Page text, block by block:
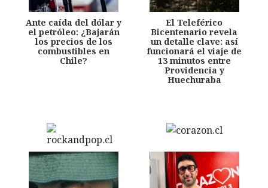
Ante caída del dólar y
el petróleo: ¿Bajarán
los precios de los
combustibles en
Chile?
El Teleférico
Bicentenario revela
un detalle clave: así
funcionará el viaje de
13 minutos entre
Providencia y
Huechuraba